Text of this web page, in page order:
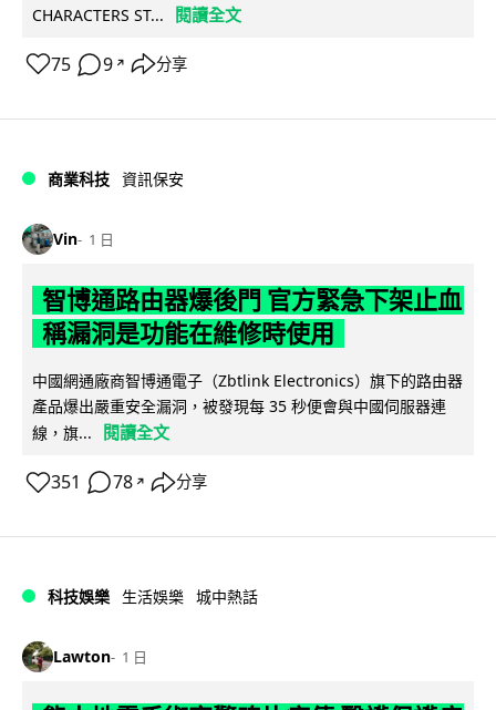
CHARACTERS ST... 閱讀全文
75 9 ↗ 分享
商業科技 資訊保安
Vin 1 日
智博通路由器爆後門 官方緊急下架止血
稱漏洞是功能在維修時使用
中國網通廠商智博通電子（Zbtlink Electronics）旗下的路由器
產品爆出嚴重安全漏洞，被發現每 35 秒便會與中國伺服器連
線，旗...
閱讀全文
351 78 ↗ 分享
科技娛樂 生活娛樂 城中熱話
Lawton 1 日